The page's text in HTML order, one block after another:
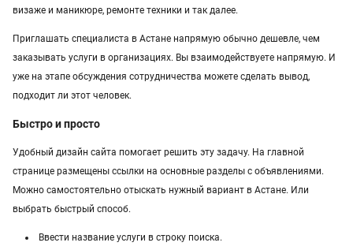
визаже и маникюре, ремонте техники и так далее.
Приглашать специалиста в Астане напрямую обычно дешевле, чем
заказывать услуги в организациях. Вы взаимодействуете напрямую. И
уже на этапе обсуждения сотрудничества можете сделать вывод,
подходит ли этот человек.
Быстро и просто
Удобный дизайн сайта помогает решить эту задачу. На главной
странице размещены ссылки на основные разделы с объявлениями.
Можно самостоятельно отыскать нужный вариант в Астане. Или
выбрать быстрый способ.
Ввести название услуги в строку поиска.